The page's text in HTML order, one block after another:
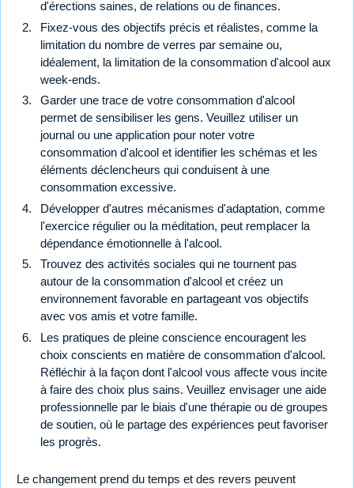
d'érections saines, de relations ou de finances.
Fixez-vous des objectifs précis et réalistes, comme la
limitation du nombre de verres par semaine ou,
idéalement, la limitation de la consommation d'alcool aux
week-ends.
Garder une trace de votre consommation d'alcool
permet de sensibiliser les gens. Veuillez utiliser un
journal ou une application pour noter votre
consommation d'alcool et identifier les schémas et les
éléments déclencheurs qui conduisent à une
consommation excessive.
Développer d'autres mécanismes d'adaptation, comme
l'exercice régulier ou la méditation, peut remplacer la
dépendance émotionnelle à l'alcool.
Trouvez des activités sociales qui ne tournent pas
autour de la consommation d'alcool et créez un
environnement favorable en partageant vos objectifs
avec vos amis et votre famille.
Les pratiques de pleine conscience encouragent les
choix conscients en matière de consommation d'alcool.
Réfléchir à la façon dont l'alcool vous affecte vous incite
à faire des choix plus sains. Veuillez envisager une aide
professionnelle par le biais d'une thérapie ou de groupes
de soutien, où le partage des expériences peut favoriser
les progrès.
Le changement prend du temps et des revers peuvent